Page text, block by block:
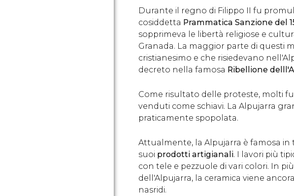
Durante il regno di Filippo II fu
cosiddetta Prammatica Sanzione del
sopprimeva le libertà religiose e
Granada. La maggior parte di questi
cristianesimo e che risiedevano
decreto nella famosa Ribellione
Come risultato delle proteste, molti
venduti come schiavi. La Alpujarra
praticamente spopolata.
Attualmente, la Alpujarra è famosa in
suoi prodotti artigianali. I lavori più
con tele e pezzuole di vari colori. In
dell'Alpujarra, la ceramica viene
nasridi.